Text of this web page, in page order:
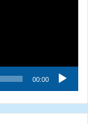
00:00